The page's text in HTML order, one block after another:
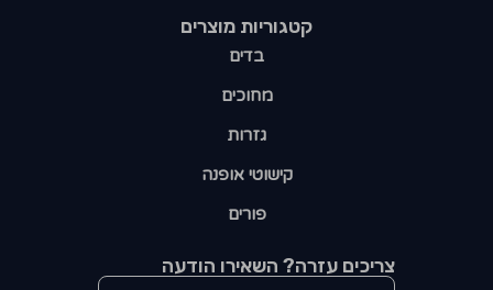
קטגוריות מוצרים​
בדים
מחוכים
גזרות
קישוטי אופנה
פורים
צריכים עזרה? השאירו הודעה